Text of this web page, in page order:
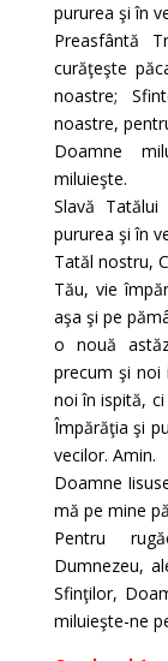
pururea şi în
Preasfântă
curăţeşte
noastre;
noastre,
Doamne
miluieşte.
Slavă
pururea şi în
Tatăl nostru,
Tău, vie
aşa şi pe
o nouă
precum şi noi
noi în ispită,
Împărăţia şi
vecilor. Amin.
Doamne
mă pe mine
Pentru
Dumnezeu,
Sfinţilor,
miluieşte-ne